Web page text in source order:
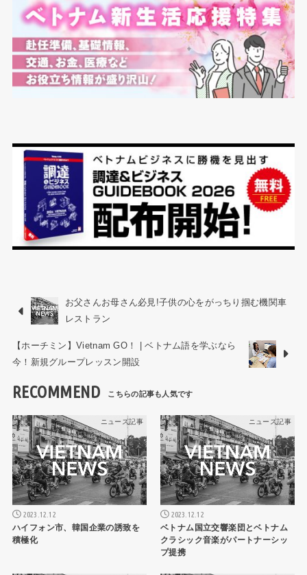
お父さんお母さん必見!子供の心をがっちり掴む機関車
レストラン
【ホーチミン】Vietnam GO！ | ベトナム語を学ぶなら
今！新規グループレッスン開設
RECOMMEND
ニュース記事
2023.12.12
ハイフォン市、韓国企業の誘致を
積極化
ニュース記事
2023.12.12
ベトナム国立交響楽団とベトナム
クラシック音楽がパートナーシッ
プ提携